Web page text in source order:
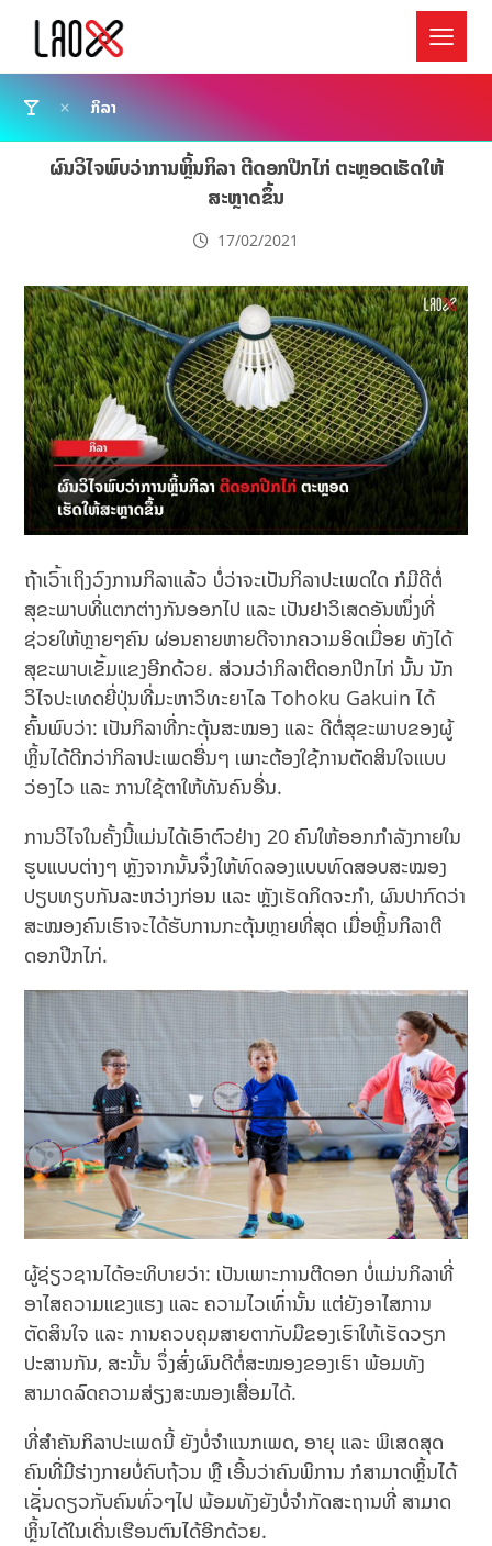
ກິລາ
ຜົນວິໄຈພົບວ່າການຫຼິ້ນກິລາ ຕີດອກປີກໄກ່ ຕະຫຼອດເຮັດໃຫ້
ສະຫຼາດຂຶ້ນ
17/02/2021
ຖ້າເວົ້າເຖິງວົງການກິລາແລ້ວ ບໍ່ວ່າຈະເປັນກິລາປະເພດໃດ ກໍມີດີຕໍ່
ສຸຂະພາບທີ່ແຕກຕ່າງກັນອອກໄປ ແລະ ເປັນຢາວິເສດອັນໜຶ່ງທີ່
ຊ່ວຍໃຫ້ຫຼາຍໆຄົນ ຜ່ອນຄາຍຫາຍດີຈາກຄວາມອິດເມື່ອຍ ທັງໄດ້
ສຸຂະພາບເຂັ້ມແຂງອີກດ້ວຍ. ສ່ວນວ່າກິລາຕີດອກປີກໄກ່ ນັ້ນ ນັກ
ວິໄຈປະເທດຍີ່ປຸ່ນທີ່ມະຫາວິທະຍາໄລ Tohoku Gakuin ໄດ້
ຄົ້ນພົບວ່າ: ເປັນກິລາທີ່ກະຕຸ້ນສະໝອງ ແລະ ດີຕໍ່ສຸຂະພາບຂອງຜູ້
ຫຼິ້ນໄດ້ດີກວ່າກິລາປະເພດອື່ນໆ ເພາະຕ້ອງໃຊ້ການຕັດສິນໃຈແບບ
ວ່ອງໄວ ແລະ ການໃຊ້ຕາໃຫ້ທັນຄົນອື່ນ.
ການວິໄຈໃນຄັ້ງນີ້ແມ່ນໄດ້ເອົາຕົວຢ່າງ 20 ຄົນໃຫ້ອອກກໍາລັງກາຍໃນ
ຮູບແບບຕ່າງໆ ຫຼັງຈາກນັ້ນຈຶ່ງໃຫ້ທົດລອງແບບທົດສອບສະໝອງ
ປຽບທຽບກັນລະຫວ່າງກ່ອນ ແລະ ຫຼັງເຮັດກິດຈະກໍາ, ຜົນປາກົດວ່າ
ສະໝອງຄົນເຮົາຈະໄດ້ຮັບການກະຕຸ້ນຫຼາຍທີ່ສຸດ ເມື່ອຫຼິ້ນກິລາຕີ
ດອກປີກໄກ່.
ຜູ້ຊ່ຽວຊານໄດ້ອະທິບາຍວ່າ: ເປັນເພາະການຕີດອກ ບໍ່ແມ່ນກິລາທີ່
ອາໄສຄວາມແຂງແຮງ ແລະ ຄວາມໄວເທົ່ານັ້ນ ແຕ່ຍັງອາໄສການ
ຕັດສິນໃຈ ແລະ ການຄວບຄຸມສາຍຕາກັບມືຂອງເຮົາໃຫ້ເຮັດວຽກ
ປະສານກັນ, ສະນັ້ນ ຈຶ່ງສົ່ງຜົນດີຕໍ່ສະໝອງຂອງເຮົາ ພ້ອມທັງ
ສາມາດລົດຄວາມສ່ຽງສະໝອງເສື່ອມໄດ້.
ທີ່ສໍາຄັນກິລາປະເພດນີ້ ຍັງບໍ່ຈໍາແນກເພດ, ອາຍຸ ແລະ ພິເສດສຸດ
ຄົນທີ່ມີຮ່າງກາຍບໍ່ຄົບຖ້ວນ ຫຼື ເອີ້ນວ່າຄົນພິການ ກໍສາມາດຫຼິ້ນໄດ້
ເຊັ່ນດຽວກັບຄົນທົ່ວໆໄປ ພ້ອມທັງຍັງບໍ່ຈໍາກັດສະຖານທີ່ ສາມາດ
ຫຼິ້ນໄດ້ໃນເດີ່ນເຮືອນຕົນໄດ້ອີກດ້ວຍ.